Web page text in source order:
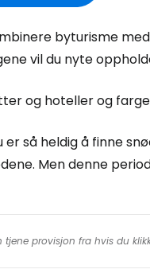
byturisme
vil du nyte
og hoteller og
er så heldig å finne
Men denne
provisjon fra hvis du